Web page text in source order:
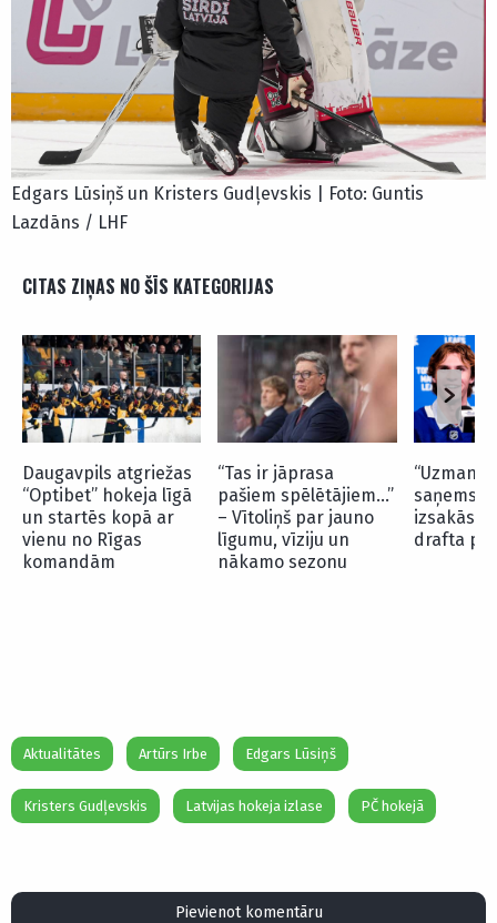
Edgars Lūsiņš un Kristers Gudļevskis | Foto: Guntis
Lazdāns / LHF
CITAS ZIŅAS NO ŠĪS KATEGORIJAS
Daugavpils atgriežas
“Optibet” hokeja līgā
un startēs kopā ar
vienu no Rīgas
komandām
“Tas ir jāprasa
pašiem spēlētājiem…”
– Vītoliņš par jauno
līgumu, vīziju un
nākamo sezonu
izsakās
drafta
Aktualitātes Artūrs Irbe Edgars Lūsiņš
Kristers Gudļevskis Latvijas hokeja izlase PČ hokejā
Pievienot komentāru